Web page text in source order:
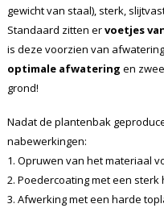
gewicht van staal), sterk,
Standaard zitten ervoetjes
is deze voorzien van
optimale afwatering en
grond!
Nadat de plantenbak
nabewerkingen:
1. Opruwen van het materiaal
2. Poedercoating met een
3. Afwerking met een harde